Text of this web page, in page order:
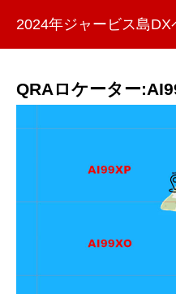
2024年ジャービス島DX
QRAロケーター